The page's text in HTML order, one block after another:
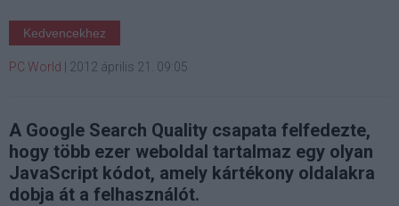
Kedvencekhez
PC World 2012 április 21. 09:05
A Google Search Quality csapata felfedezte,
hogy több ezer weboldal tartalmaz egy olyan
JavaScript kódot, amely kártékony oldalakra
dobja át a felhasználót.